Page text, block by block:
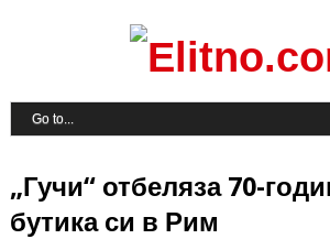
„Гучи“ отбеляза 70-
бутика си в Рим